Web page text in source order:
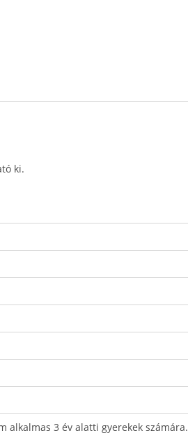
ki.
alkalmas 3 év alatti gyerekek számára.